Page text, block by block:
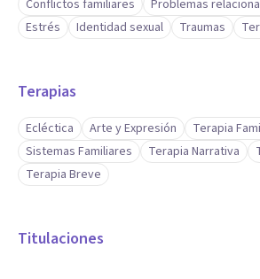
Conflictos familiares Problemas
Estrés
Identidad sexual Traumas
Terapias
Ecléctica Arte y Expresión
Terapia
Sistemas Familiares
Terapia Narrativa
Terapia Breve
Titulaciones